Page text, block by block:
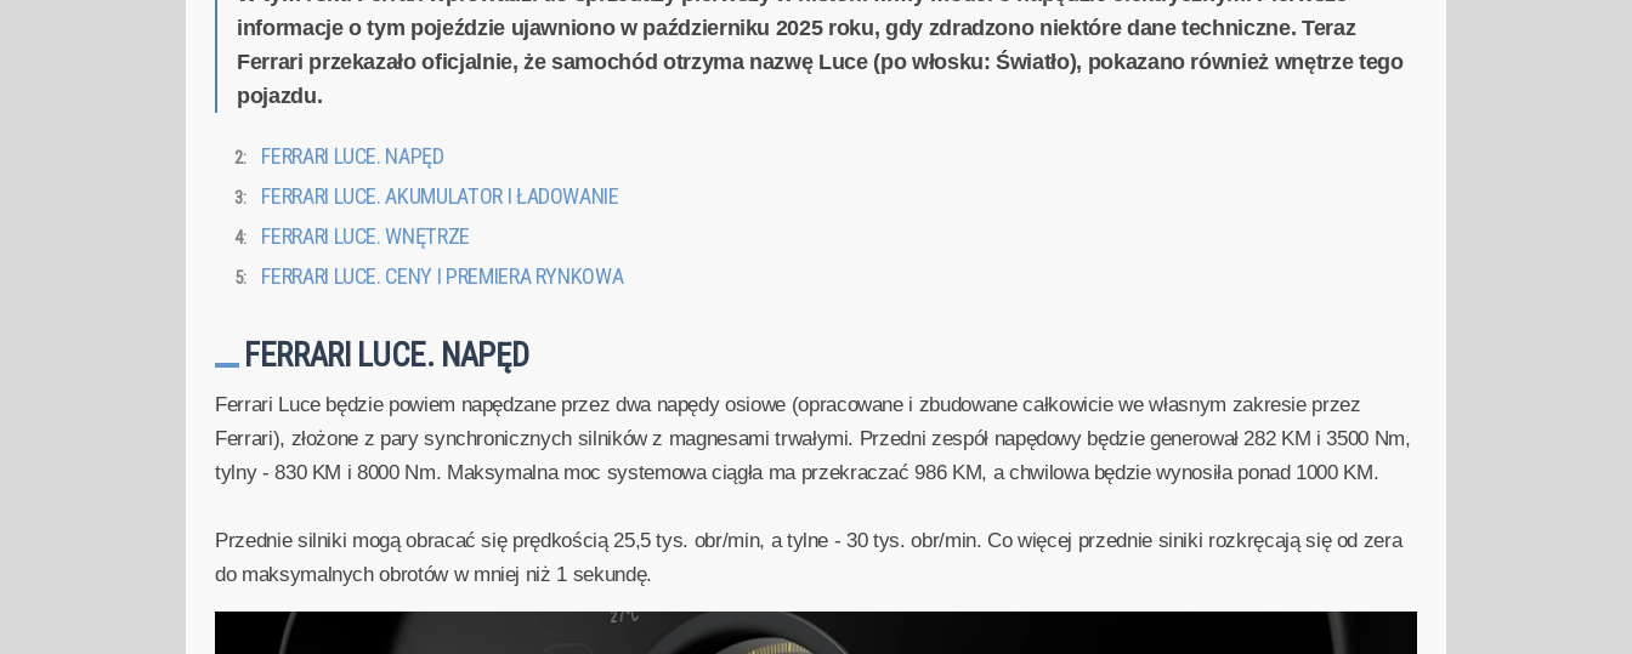
informacje o tym pojeździe ujawniono w październiku 2025 roku, gdy zdradzono niektóre dane techniczne. Teraz
Ferrari przekazało oficjalnie, że samochód otrzyma nazwę Luce (po włosku: Światło), pokazano również wnętrze tego
pojazdu.
FERRARI LUCE. NAPĘD
FERRARI LUCE. AKUMULATOR I ŁADOWANIE
FERRARI LUCE. WNĘTRZE
FERRARI LUCE. CENY I PREMIERA RYNKOWA
FERRARI LUCE. NAPĘD
Ferrari Luce będzie powiem napędzane przez dwa napędy osiowe (opracowane i zbudowane całkowicie we własnym zakresie przez
Ferrari), złożone z pary synchronicznych silników z magnesami trwałymi. Przedni zespół napędowy będzie generował 282 KM i 3500 Nm,
tylny - 830 KM i 8000 Nm. Maksymalna moc systemowa ciągła ma przekraczać 986 KM, a chwilowa będzie wynosiła ponad 1000 KM.
Przednie silniki mogą obracać się prędkością 25,5 tys. obr/min, a tylne - 30 tys. obr/min. Co więcej przednie siniki rozkręcają się od zera
do maksymalnych obrotów w mniej niż 1 sekundę.